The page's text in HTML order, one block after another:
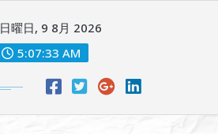
日曜日, 9 8月 2026
5:07:34 AM